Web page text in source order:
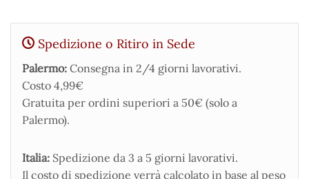
Spedizione o Ritiro in Sede
Palermo: Consegna in 2/4 giorni lavorativi.
Costo 4,99€
Gratuita per ordini superiori a 50€ (solo a
Palermo).
Italia: Spedizione da 3 a 5 giorni lavorativi.
Il costo di spedizione verrà calcolato in base al peso